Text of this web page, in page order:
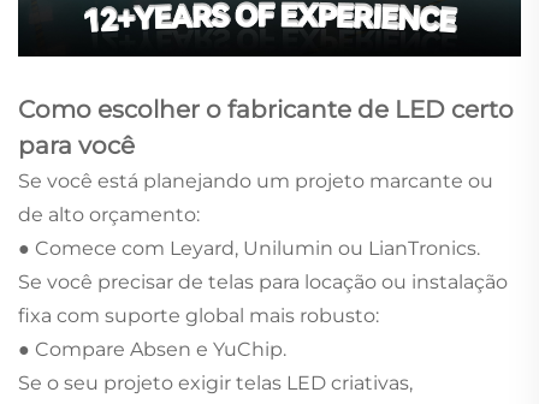
Como escolher o fabricante de LED certo
para você
Se você está planejando um projeto marcante ou
de alto orçamento:
● Comece com Leyard, Unilumin ou LianTronics.
Se você precisar de telas para locação ou instalação
fixa com suporte global mais robusto:
● Compare Absen e YuChip.
Se o seu projeto exigir telas LED criativas,